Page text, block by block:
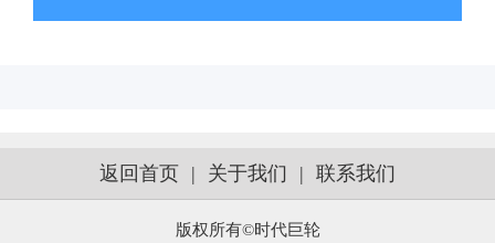
返回首页 | 关于我们 | 联系我们
版权所有©时代巨轮